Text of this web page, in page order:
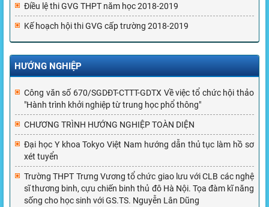
Điều lệ thi GVG THPT năm học 2018-2019
Kế hoạch hội thi GVG cấp trường 2018-2019
HƯỚNG NGHIỆP
Công văn số 670/SGDĐT-CTTT-GDTX Về việc tổ chức hội thảo
"Hành trình khởi nghiệp từ trung học phổ thông"
CHƯƠNG TRÌNH HƯỚNG NGHIỆP TOÀN DIỆN
Đại học Y khoa Tokyo Việt Nam hướng dẫn thủ tục làm hồ sơ
xét tuyển
Trường THPT Trưng Vương tổ chức giao lưu với CLB các nghệ
sĩ thương binh, cựu chiến binh thủ đô Hà Nội. Tọa đàm kĩ năng
sống cho học sinh với GS.TS. Nguyễn Lân Dũng